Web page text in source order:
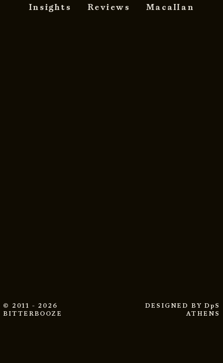
Insights Reviews Macallan
© 2011 - 2026
BITTERBOOZE
DESIGNED BY DpS
ATHENS